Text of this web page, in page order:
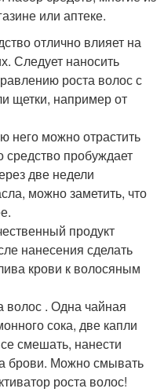
или аптеке.
отлично влияет на
Следует наносить
роста волос с
щетки, например от
можно отрастить
средство пробуждает
две недели
можно заметить, что
продукт
нанесения сделать
крови к волосяным
волос . Одна чайная
сока, две капли
смешать, нанести
брови. Можно смывать
роста волос!